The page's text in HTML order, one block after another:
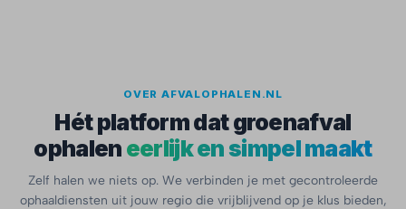
OVER AFVALOPHALEN.NL
Hét platform dat groenafval
ophalen eerlijk en simpel maakt
Zelf halen we niets op. We verbinden je met gecontroleerde
ophaaldiensten uit jouw regio die vrijblijvend op je klus bieden,